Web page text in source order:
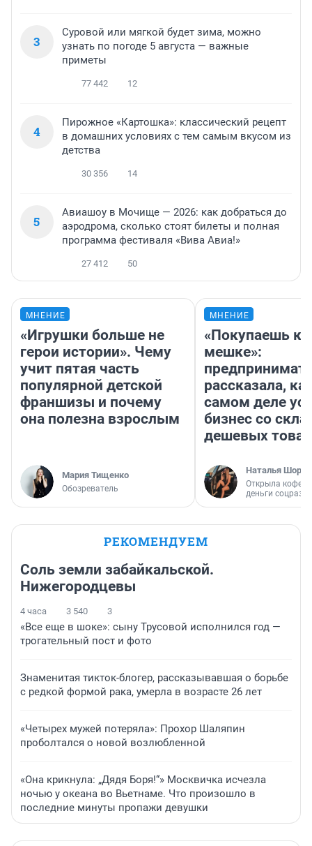
3
Суровой или мягкой будет зима, можно
узнать по погоде 5 августа — важные
приметы
77 442 12
4
Пирожное «Картошка»: классический рецепт
в домашних условиях с тем самым вкусом из
детства
30 356 14
5
Авиашоу в Мочище — 2026: как добраться до
аэродрома, сколько стоят билеты и полная
программа фестиваля «Вива Авиа!»
27 412 50
МНЕНИЕ
«Игрушки больше не
герои истории». Чему
учит пятая часть
популярной детской
франшизы и почему
она полезна взрослым
Мария Тищенко
Обозреватель
МНЕНИЕ
«Покупаешь
мешке»:
рассказала,
самом деле
бизнес со
дешевых
Наталья
Открыла
деньги
РЕКОМЕНДУЕМ
Соль земли забайкальской.
Нижегородцевы
4 часа 3 540 3
«Все еще в шоке»: сыну Трусовой исполнился год —
трогательный пост и фото
Знаменитая тикток-блогер, рассказывавшая о борьбе
с редкой формой рака, умерла в возрасте 26 лет
«Четырех мужей потеряла»: Прохор Шаляпин
проболтался о новой возлюбленной
«Она крикнула: „Дядя Боря!“» Москвичка исчезла
ночью у океана во Вьетнаме. Что произошло в
последние минуты пропажи девушки